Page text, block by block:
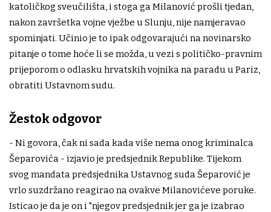
katoličkog sveučilišta, i stoga ga Milanović prošli tjedan,
nakon završetka vojne vježbe u Slunju, nije namjeravao
spominjati. Učinio je to ipak odgovarajući na novinarsko
pitanje o tome hoće li se možda, u vezi s političko-pravnim
prijeporom o odlasku hrvatskih vojnika na paradu u Pariz,
obratiti Ustavnom sudu.
Žestok odgovor
- Ni govora, čak ni sada kada više nema onog kriminalca
Šeparovića - izjavio je predsjednik Republike. Tijekom
svog mandata predsjednika Ustavnog suda Šeparović je
vrlo suzdržano reagirao na ovakve Milanovićeve poruke.
Isticao je da je on i "njegov predsjednik jer ga je izabrao